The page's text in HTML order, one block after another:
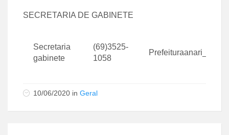
SECRETARIA DE GABINETE
Secretaria
gabinete
(69)3525-
1058
10/06/2020 in Geral